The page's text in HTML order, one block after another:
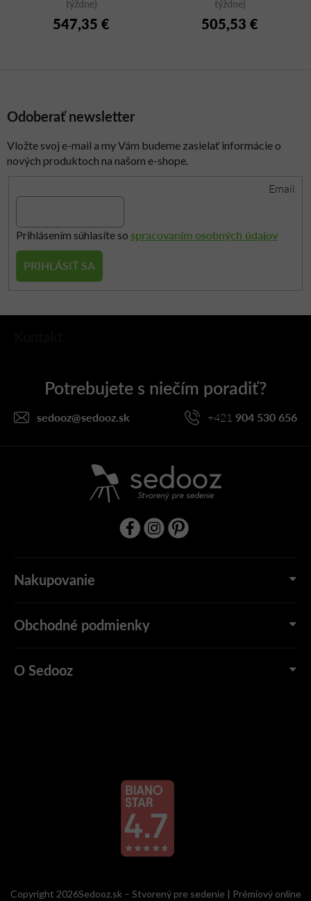
týždne)
547,35 €
týždne)
505,53 €
Odoberať newsletter
Vložte svoj e-mail a my Vám budeme zasielať informácie o
nových produktoch na našom e-shope.
Email
Prihlásením súhlasíte so spracovaním osobných údajov
PRIHLÁSIŤ SA
Z
sedooz@sedooz.sk +421 904 530 656
Nakupovanie
Obchodné podmienky
O Sedooz
Copyright 2026Sedooz.sk – Stvorený pre sedenie | Prémiový online